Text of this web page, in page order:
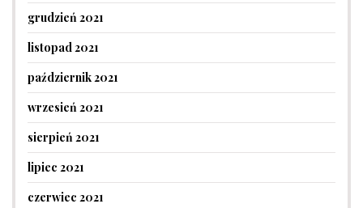
grudzień 2021
listopad 2021
październik 2021
wrzesień 2021
sierpień 2021
lipiec 2021
czerwiec 2021